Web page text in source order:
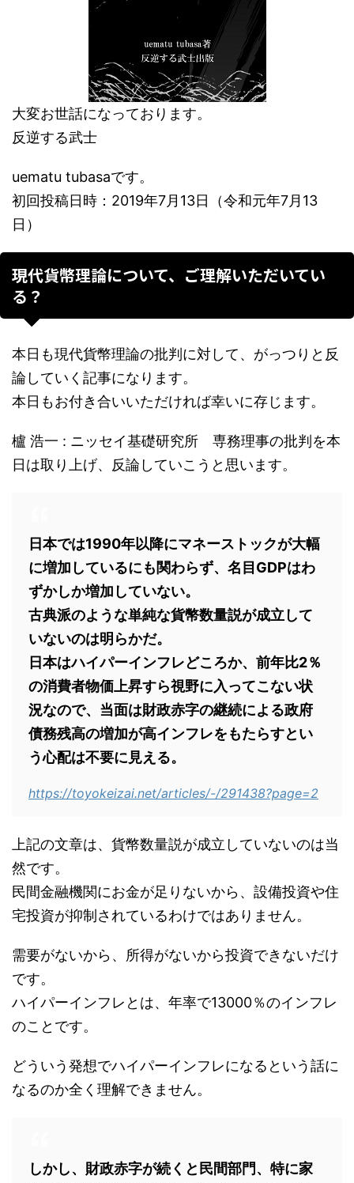
大変お世話になっております。
反逆する武士
uematu tubasaです。
初回投稿日時：2019年7月13日（令和元年7月13
日）
現代貨幣理論について、ご理解いただいてい
る？
本日も現代貨幣理論の批判に対して、がっつりと反
論していく記事になります。
本日もお付き合いいただければ幸いに存じます。
櫨 浩一 : ニッセイ基礎研究所 専務理事の批判を本
日は取り上げ、反論していこうと思います。
日本では1990年以降にマネーストックが大幅
に増加しているにも関わらず、名目GDPはわ
ずかしか増加していない。
古典派のような単純な貨幣数量説が成立して
いないのは明らかだ。
日本はハイパーインフレどころか、前年比2％
の消費者物価上昇すら視野に入ってこない状
況なので、当面は財政赤字の継続による政府
債務残高の増加が高インフレをもたらすとい
う心配は不要に見える。
https://toyokeizai.net/articles/-/291438?page=2
上記の文章は、貨幣数量説が成立していないのは当
然です。
民間金融機関にお金が足りないから、設備投資や住
宅投資が抑制されているわけではありません。
需要がないから、所得がないから投資できないだけ
です。
ハイパーインフレとは、年率で13000％のインフレ
のことです。
どういう発想でハイパーインフレになるという話に
なるのか全く理解できません。
しかし、財政赤字が続くと民間部門、特に家